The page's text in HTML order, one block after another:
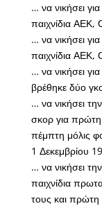
… να νικήσει
παιχνίδια
… να νικήσει
παιχνίδια ΑΕΚ,
… να νικήσει
βρέθηκε δύο
… να νικήσει
σκορ για πρώτη
πέμπτη μόλις
1 Δεκεμβρίου
… να νικήσει
παιχνίδια
τους και πρώτη